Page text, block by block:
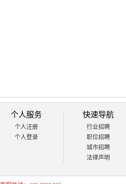
个人服务
个人注册
个人登录
快速导航
行业招聘
职位招聘
城市招聘
法律声明